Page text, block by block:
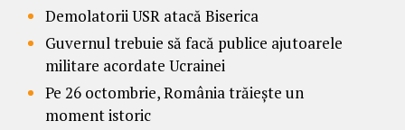
Demolatorii USR atacă Biserica
Guvernul trebuie să facă publice ajutoarele
militare acordate Ucrainei
Pe 26 octombrie, România trăiește un
moment istoric